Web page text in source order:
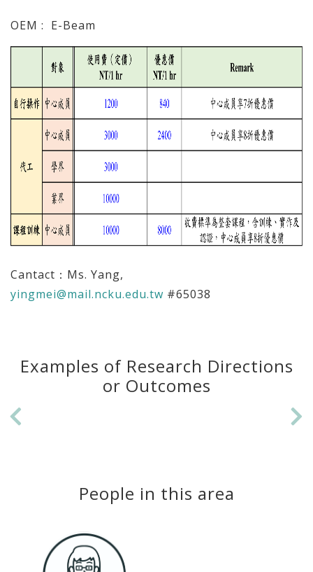
OEM : E-Beam
Cantact：Ms. Yang,
yingmei@mail.ncku.edu.tw #65038
Examples of Research Directions
or Outcomes
Previous
People in this area